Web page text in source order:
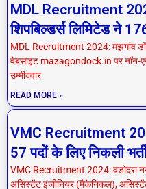
MDL Recruitment
शिपबिल्डर्स लिमिटेड ने
MDL Recruitment 2024: मझगांव
वेबसाइट mazagondock.in पर नॉन-
उम्मीदवार
READ MORE »
VMC Recruitment
57 पदों के लिए निकली
VMC Recruitment 2024: वडोदरा
असिस्टेंट इंजीनियर (मैकेनिकल),